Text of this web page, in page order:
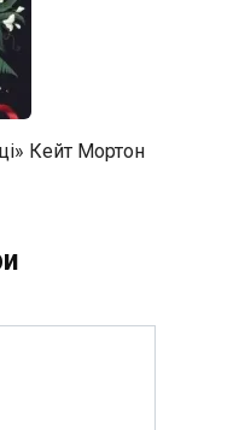
Кейт Мортон